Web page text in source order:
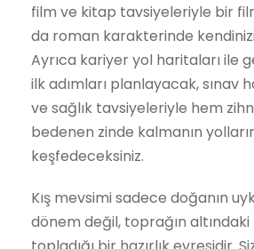
film ve kitap tavsiyeleriyle bir
da roman karakterinde kendinizi
Ayrıca kariyer yol haritaları ile
ilk adımları planlayacak, sınav
ve sağlık tavsiyeleriyle hem
bedenen zinde kalmanın
keşfedeceksiniz.
Kış mevsimi sadece doğanın
dönem değil, toprağın